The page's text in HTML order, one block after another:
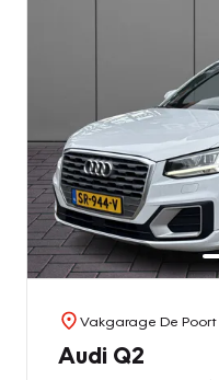
Vakgarage De Poort
Audi Q2